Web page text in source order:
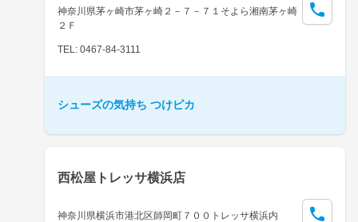
神奈川県茅ヶ崎市茅ヶ崎２－７－７１そよら湘南茅ヶ崎
２Ｆ
TEL: 0467-84-3111
シューズの気持ち つけピカ
西松屋トレッサ横浜店
神奈川県横浜市港北区師岡町７００トレッサ横浜内